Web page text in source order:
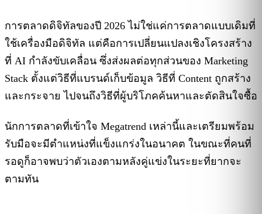
การตลาดดิจิทัลของปี 2026 ไม่ใช่แค่การตลาดแบบเดิมที่
ใช้เครื่องมือดิจิทัล แต่คือการเปลี่ยนแปลงเชิงโครงสร้าง
ที่ AI กำลังขับเคลื่อน ซึ่งส่งผลต่อทุกส่วนของ Marketing
Stack ตั้งแต่วิธีที่แบรนด์เก็บข้อมูล วิธีที่ Content ถูกสร้าง
และกระจาย ไปจนถึงวิธีที่ผู้บริโภคค้นหาและตัดสินใจซื้อ
นักการตลาดที่เข้าใจ Megatrend เหล่านี้และเตรียมพร้อม
รับมือจะมีตำแหน่งที่แข็งแกร่งในอนาคต ในขณะที่คนที่
รอดูก็อาจพบว่าตัวเองตามหลังคู่แข่งในระยะที่ยากจะ
ตามทัน